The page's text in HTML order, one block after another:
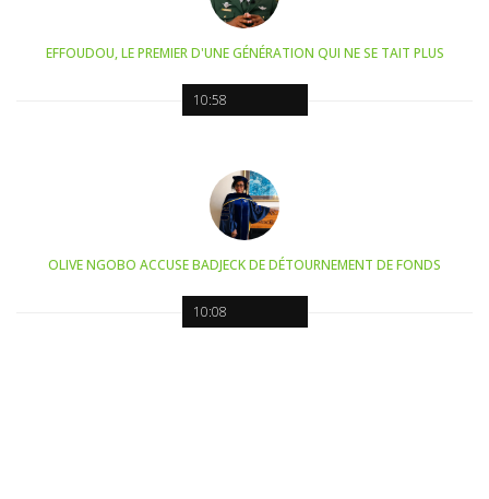
10:58
EFFOUDOU, LE PREMIER D'UNE GÉNÉRATION QUI NE SE TAIT PLUS
10:08
OLIVE NGOBO ACCUSE BADJECK DE DÉTOURNEMENT DE FONDS